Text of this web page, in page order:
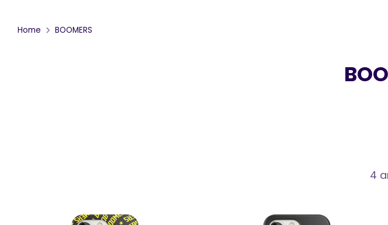
Home BOOMERS
4